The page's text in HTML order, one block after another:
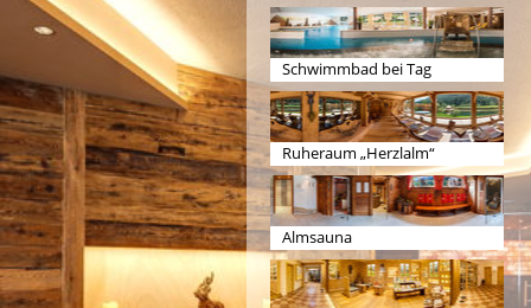
Schwimmbad bei Tag
Ruheraum „Herzlalm“
Almsauna